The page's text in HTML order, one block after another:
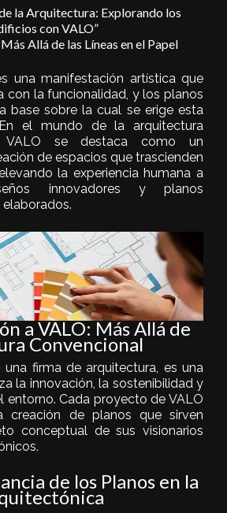
de la Arquitectura: Explorando los
con VALO”
Allá de las Líneas en el Papel
una manifestación artística que
con la funcionalidad, y los planos
base sobre la cual se erige esta
el mundo de la arquitectura
VALO se destaca como un
de espacios que trascienden
la experiencia humana a
innovadores y planos
a VALO: Más Allá de
Convencional
firma de arquitectura, es una
la innovación, la sostenibilidad y
entorno. Cada proyecto de VALO
creación de planos que sirven
conceptual de sus visionarios
de los Planos en la